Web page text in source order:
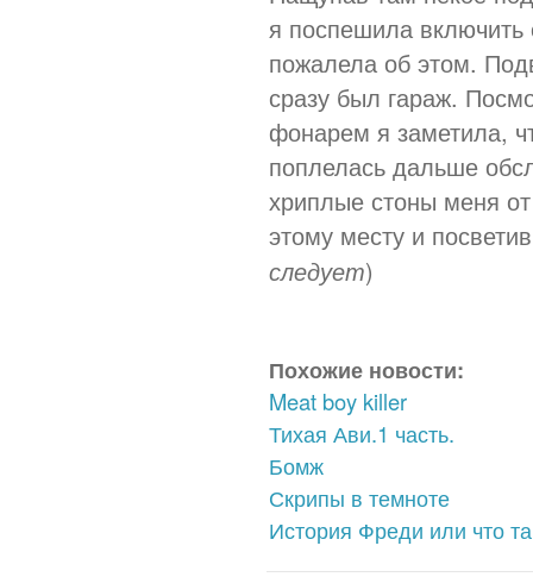
я поспешила
пожалела об этом.
сразу был гараж.
фонарем я заметила,
поплелась дальше
хриплые стоны меня
этому месту и
следует)
Похожие новости:
Meat boy killer
Тихая Ави.1 часть.
Бомж
Скрипы в темноте
История Фреди или что